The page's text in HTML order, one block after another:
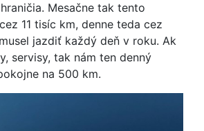
Mesačne tak tento
11 tisíc km, denne teda cez
jazdiť každý deň v roku. Ak
servisy, tak nám ten denný
na 500 km.